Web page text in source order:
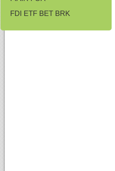
FDI ETF BET BRK